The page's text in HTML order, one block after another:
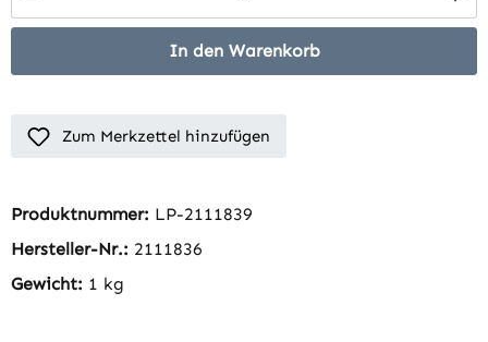
In den Warenkorb
Zum Merkzettel hinzufügen
Produktnummer: LP-2111839
Hersteller-Nr.: 2111836
Gewicht: 1 kg